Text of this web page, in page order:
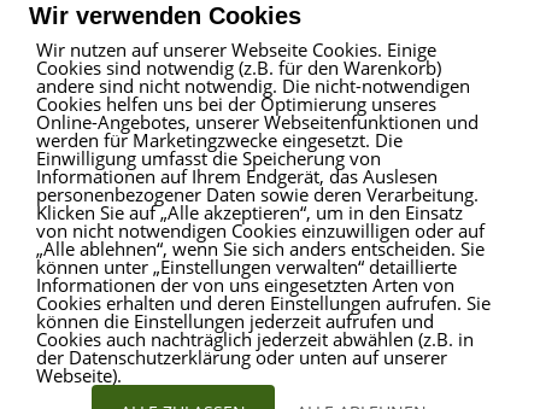
Impressum|Haftungsausschluss|Datenschutz
ProVitare Commercial
GmbH
Bahnhofstraße 1
48301 Nottuln
Telefon02509 99 49 871
Mailinfo@provitare.de
Wir verwenden Cookies
Wir nutzen auf unserer Webseite Cookies. Einige
Cookies sind notwendig (z.B. für den Warenkorb)
andere sind nicht notwendig. Die nicht-notwendigen
Cookies helfen uns bei der Optimierung unseres
Online-Angebotes, unserer Webseitenfunktionen und
werden für Marketingzwecke eingesetzt. Die
Einwilligung umfasst die Speicherung von
Informationen auf Ihrem Endgerät, das Auslesen
personenbezogener Daten sowie deren Verarbeitung.
Klicken Sie auf „Alle akzeptieren“, um in den Einsatz
von nicht notwendigen Cookies einzuwilligen oder auf
„Alle ablehnen“, wenn Sie sich anders entscheiden. Sie
können unter „Einstellungen verwalten“ detaillierte
Informationen der von uns eingesetzten Arten von
Cookies erhalten und deren Einstellungen aufrufen. Sie
können die Einstellungen jederzeit aufrufen und
Cookies auch nachträglich jederzeit abwählen (z.B. in
der Datenschutzerklärung oder unten auf unserer
Webseite).